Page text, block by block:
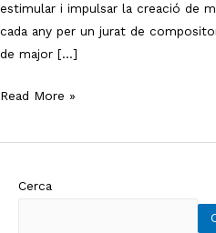
estimular i impulsar la creació de
cada any per un jurat de
de major […]
Read More »
Cerca